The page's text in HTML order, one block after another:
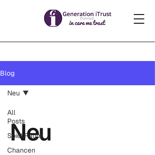
Blog
All
Posts
Spiel.Raum
Chancen
Neu
Neu